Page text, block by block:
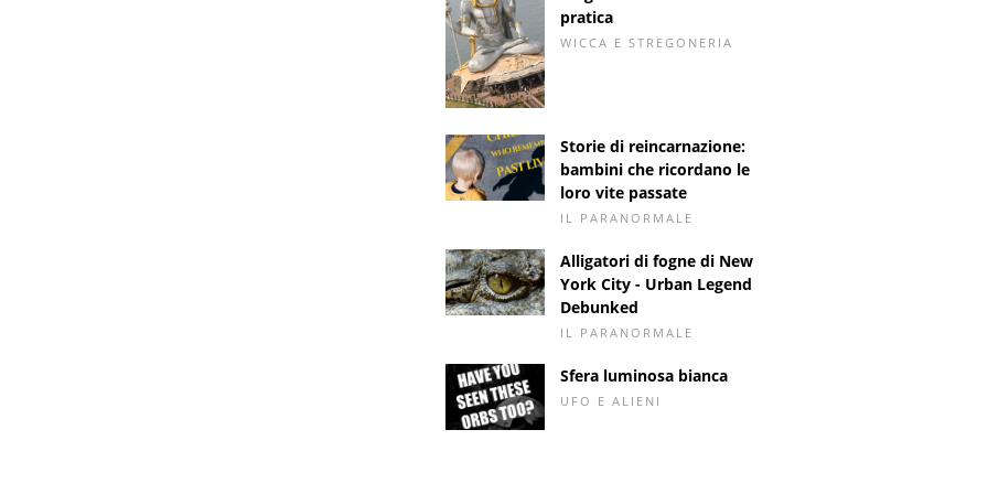
pratica
WICCA E STREGONERIA
Storie di reincarnazione:
bambini che ricordano le
loro vite passate
IL PARANORMALE
Alligatori di fogne di New
York City - Urban Legend
Debunked
IL PARANORMALE
Sfera luminosa bianca
UFO E ALIENI